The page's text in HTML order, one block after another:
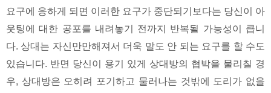
요구에 응하게 되면 이러한 요구가 중단되기보다는 당신이 아
웃팅에 대한 공포를 내려놓기 전까지 반복될 가능성이 큽니
다. 상대는 자신만만해져서 더욱 말도 안 되는 요구를 할 수도
있습니다. 반면 당신이 용기 있게 상대방의 협박을 물리칠 경
우, 상대방은 오히려 포기하고 물러나는 것밖에 도리가 없을